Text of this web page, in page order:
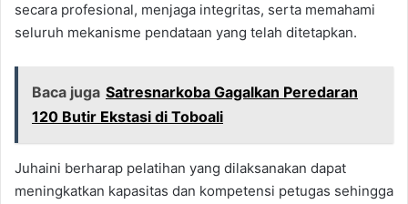
secara profesional, menjaga integritas, serta memahami
seluruh mekanisme pendataan yang telah ditetapkan.
Baca juga Satresnarkoba Gagalkan Peredaran
120 Butir Ekstasi di Toboali
Juhaini berharap pelatihan yang dilaksanakan dapat
meningkatkan kapasitas dan kompetensi petugas sehingga